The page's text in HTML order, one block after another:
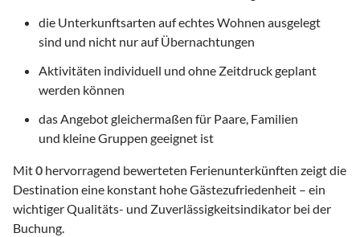
die Unterkunftsarten auf echtes Wohnen ausgelegt
sind und nicht nur auf Übernachtungen
Aktivitäten individuell und ohne Zeitdruck geplant
werden können
das Angebot gleichermaßen für Paare, Familien
und kleine Gruppen geeignet ist
Mit0 hervorragend bewerteten Ferienunterkünften zeigt die
Destination eine konstant hohe Gästezufriedenheit – ein
wichtiger Qualitäts- und Zuverlässigkeitsindikator bei der
Buchung.